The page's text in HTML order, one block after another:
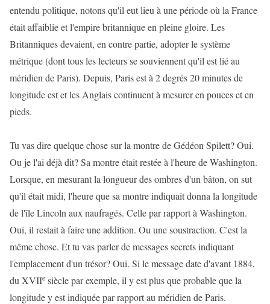
entendu politique, notons qu'il eut lieu à une période où la France
était affaiblie et l'empire britannique en pleine gloire. Les
Britanniques devaient, en contre partie, adopter le système
métrique (dont tous les lecteurs se souviennent qu'il est lié au
méridien de Paris). Depuis, Paris est à 2 degrés 20 minutes de
longitude est et les Anglais continuent à mesurer en pouces et en
pieds.
Tu vas dire quelque chose sur la montre de Gédéon Spilett? Oui.
Ou je l'ai déjà dit? Sa montre était restée à l'heure de Washington.
Lorsque, en mesurant la longueur des ombres d'un bâton, on sut
qu'il était midi, l'heure que sa montre indiquait donna la longitude
de l'île Lincoln aux naufragés. Celle par rapport à Washington.
Oui, il restait à faire une addition. Ou une soustraction. C'est la
même chose. Et tu vas parler de messages secrets indiquant
l'emplacement d'un trésor? Oui. Si le message date d'avant 1884,
du XVIIe siècle par exemple, il y est plus que probable que la
longitude y est indiquée par rapport au méridien de Paris.